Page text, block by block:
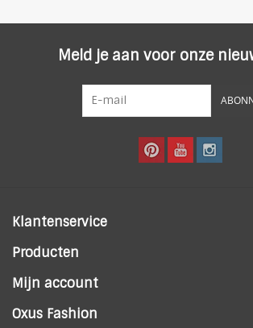
Meld je aan voor onze
Klantenservice
Producten
Mijn account
Oxus Fashion